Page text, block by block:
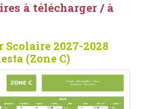
à télécharger / à
Scolaire 2027-2028
(Zone C)